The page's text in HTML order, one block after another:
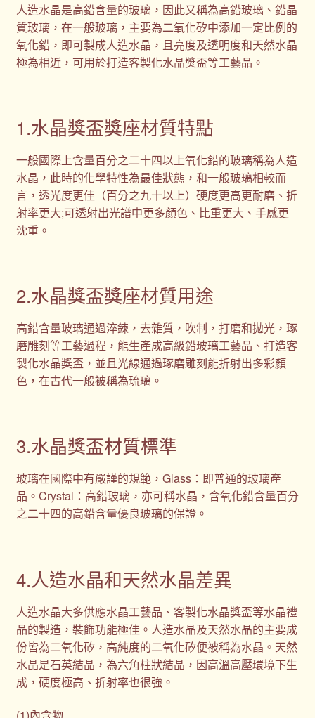
人造水晶是高鉛含量的玻璃，因此又稱為高鉛玻璃、鉛晶
質玻璃，在一般玻璃，主要為二氧化矽中添加一定比例的
氧化鉛，即可製成人造水晶，且亮度及透明度和天然水晶
極為相近，可用於打造客製化水晶獎盃等工藝品。
1.水晶獎盃獎座材質特點
一般國際上含量百分之二十四以上氧化鉛的玻璃稱為人造
水晶，此時的化學特性為最佳狀態，和一般玻璃相較而
言，透光度更佳（百分之九十以上）硬度更高更耐磨、折
射率更大;可透射出光譜中更多顏色、比重更大、手感更
沈重。
2.水晶獎盃獎座材質用途
高鉛含量玻璃通過淬鍊，去雜質，吹制，打磨和拋光，琢
磨雕刻等工藝過程，能生產成高級鉛玻璃工藝品、打造客
製化水晶獎盃，並且光線通過琢磨雕刻能折射出多彩顏
色，在古代一般被稱為琉璃。
3.水晶獎盃材質標準
玻璃在國際中有嚴謹的規範，Glass：即普通的玻璃產
品。Crystal：高鉛玻璃，亦可稱水晶，含氧化鉛含量百分
之二十四的高鉛含量優良玻璃的保證。
4.人造水晶和天然水晶差異
人造水晶大多供應水晶工藝品、客製化水晶獎盃等水晶禮
品的製造，裝飾功能極佳。人造水晶及天然水晶的主要成
份皆為二氧化矽，高純度的二氧化矽便被稱為水晶。天然
水晶是石英結晶，為六角柱狀結晶，因高溫高壓環境下生
成，硬度極高、折射率也很強。